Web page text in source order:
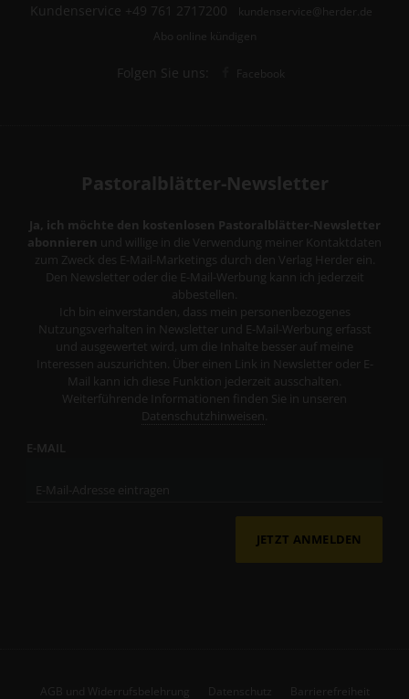
Kundenservice +49 761 2717200
kundenservice@herder.de
Abo online kündigen
Folgen Sie uns: Facebook
Pastoralblätter-Newsletter
Ja, ich möchte den kostenlosen Pastoralblätter-Newsletter
abonnieren und willige in die Verwendung meiner Kontaktdaten
zum Zweck des E-Mail-Marketings durch den Verlag Herder ein.
Den Newsletter oder die E-Mail-Werbung kann ich jederzeit
abbestellen.
Ich bin einverstanden, dass mein personenbezogenes
Nutzungsverhalten in Newsletter und E-Mail-Werbung erfasst
und ausgewertet wird, um die Inhalte besser auf meine
Interessen auszurichten. Über einen Link in Newsletter oder E-
Mail kann ich diese Funktion jederzeit ausschalten.
Weiterführende Informationen finden Sie in unseren
Datenschutzhinweisen
E-MAIL
JETZT ANMELDEN
AGB und Widerrufsbelehrung Datenschutz Barrierefreiheit